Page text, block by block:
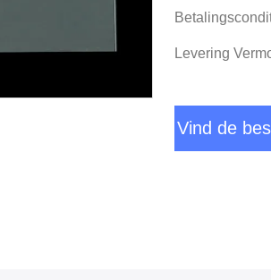
Levering
Vind de